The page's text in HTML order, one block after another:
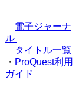
電子ジャーナ
ル
タイトル一覧
・ ProQuest利用
ガイド